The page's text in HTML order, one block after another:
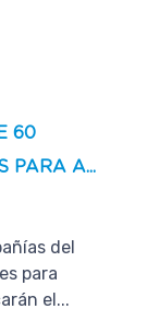
60
PARA A...
del
para
el...